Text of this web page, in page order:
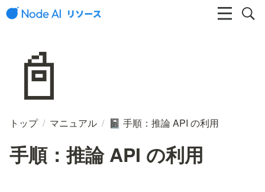
📓
トップ / マニュアル / 📓 手順：推論 API の利用
手順：推論 API の利用